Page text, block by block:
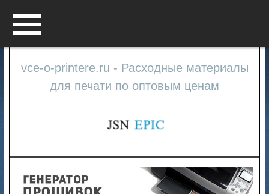
vce-o-printere.ru - Расходные материалы
для печати по оптовым ценам